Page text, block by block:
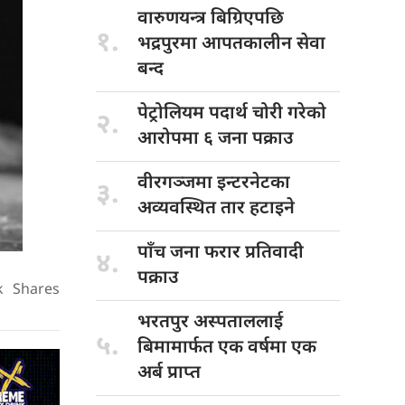
Shares
१.
वारुणयन्त्र बिग्रिएपछि
भद्रपुरमा आपतकालीन सेवा
बन्द
२. पेट्रोलियम पदार्थचोरी गरेको
आरोपमा ६ जना पक्राउ
३.
वीरगञ्जमा इन्टरनेटका
अव्यवस्थित तार हटाइने
४. पाँच जनाफरार प्रतिवादी
पक्राउ
५.
भरतपुर अस्पताललाई
बिमामार्फत एक वर्षमा एक
अर्ब प्राप्त